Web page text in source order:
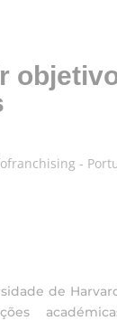
-
de